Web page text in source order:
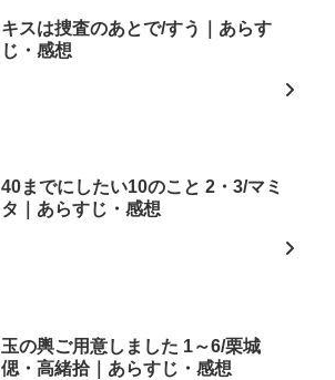
キスは捜査のあとで/すう｜あらす
じ・感想
40までにしたい10のこと 2・3/マミ
タ｜あらすじ・感想
玉の輿ご用意しました 1～6/栗城
偲・高緒拾｜あらすじ・感想